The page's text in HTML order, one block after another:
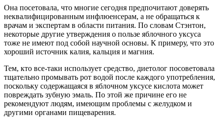
Она посетовала, что многие сегодня предпочитают доверять
неквалифицированным инфлюенсерам, а не обращаться к
врачам и экспертам в области питания. По словам Стэнтон,
некоторые другие утверждения о пользе яблочного уксуса
тоже не имеют под собой научной основы. К примеру, что это
хороший источник калия, кальция и магния.
Тем, кто все-таки использует средство, диетолог посоветовала
тщательно промывать рот водой после каждого употребления,
поскольку содержащаяся в яблочном уксусе кислота может
повреждать зубную эмаль. По этой же причине его не
рекомендуют людям, имеющим проблемы с желудком и
другими органами пищеварения.